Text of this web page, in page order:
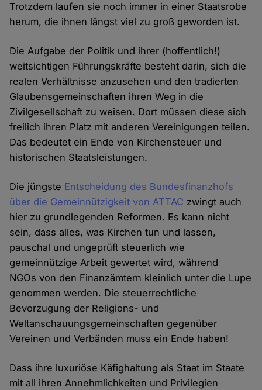
Trotzdem laufen sie noch immer in einer Staatsrobe
herum, die ihnen längst viel zu groß geworden ist.
Die Aufgabe der Politik und ihrer (hoffentlich!)
weitsichtigen Führungskräfte besteht darin, sich die
realen Verhältnisse anzusehen und den tradierten
Glaubensgemeinschaften ihren Weg in die
Zivilgesellschaft zu weisen. Dort müssen diese sich
freilich ihren Platz mit anderen Vereinigungen teilen.
Das bedeutet ein Ende von Kirchensteuer und
historischen Staatsleistungen.
Die jüngste Entscheidung des Bundesfinanzhofs
über die Gemeinnützigkeit von ATTAC zwingt auch
hier zu grundlegenden Reformen. Es kann nicht
sein, dass alles, was Kirchen tun und lassen,
pauschal und ungeprüft steuerlich wie
gemeinnützige Arbeit gewertet wird, während
NGOs von den Finanzämtern kleinlich unter die Lupe
genommen werden. Die steuerrechtliche
Bevorzugung der Religions- und
Weltanschauungsgemeinschaften gegenüber
Vereinen und Verbänden muss ein Ende haben!
Dass ihre luxuriöse Käfighaltung als Staat im Staate
mit all ihren Annehmlichkeiten und Privilegien